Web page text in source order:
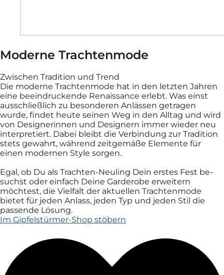
Moderne Trachtenmode
Zwischen Tradition und Trend
Die moderne Trachten­mode hat in den letzten Jahren
eine be­ein­druckende Renaissance er­lebt. Was einst
aus­schließ­lich zu be­sonderen An­lässen ge­tragen
wurde, findet heute seinen Weg in den All­tag und wird
von Design­erinnen und Designern immer wieder neu
inter­pretiert. Dabei bleibt die Ver­bin­dung zur Tradition
stets ge­wahrt, während zeit­gemäße Ele­mente für
einen mo­der­nen Style sorgen.
Egal, ob Du als Trachten-Neu­ling Dein erstes Fest be­
suchst oder ein­fach Deine Garde­robe er­weitern
möchtest, die Viel­falt der aktuellen Trachten­mode
bietet für jeden An­lass, jeden Typ und jeden Stil die
passende Lösung.
Im Gipfelstürmer-Shop stöbern